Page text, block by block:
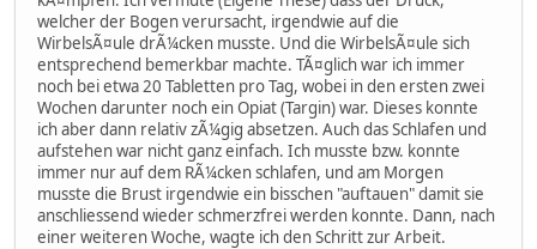
welcher der Bogen verursacht, irgendwie auf die
WirbelsÃ¤ule drÃ¼cken musste. Und die WirbelsÃ¤ule sich
entsprechend bemerkbar machte. TÃ¤glich war ich immer
noch bei etwa 20 Tabletten pro Tag, wobei in den ersten zwei
Wochen darunter noch ein Opiat (Targin) war. Dieses konnte
ich aber dann relativ zÃ¼gig absetzen. Auch das Schlafen und
aufstehen war nicht ganz einfach. Ich musste bzw. konnte
immer nur auf dem RÃ¼cken schlafen, und am Morgen
musste die Brust irgendwie ein bisschen "auftauen" damit sie
anschliessend wieder schmerzfrei werden konnte. Dann, nach
einer weiteren Woche, wagte ich den Schritt zur Arbeit.